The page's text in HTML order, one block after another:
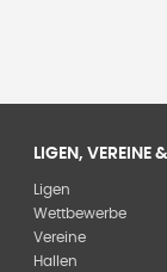
LIGEN, VEREINE
Ligen
Wettbewerbe
Vereine
Hallen